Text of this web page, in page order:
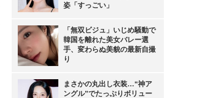
姿「すっごい」
「無双ビジュ」いじめ騒動で
韓国を離れた美女バレー選
手、変わらぬ美貌の最新自撮
り
まさかの丸出し衣装…“神ア
ングル”でたっぷりボリュー